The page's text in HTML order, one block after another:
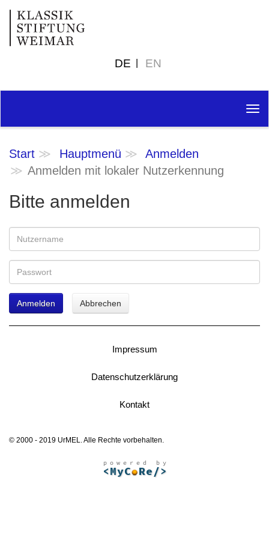
DE EN
Start Hauptmenü
Anmelden
Anmelden mit lokaler Nutzerkennung
Bitte anmelden
Anmelden Abbrechen
Impressum
Datenschutzerklärung
Kontakt
© 2000 - 2019 UrMEL. Alle Rechte vorbehalten.